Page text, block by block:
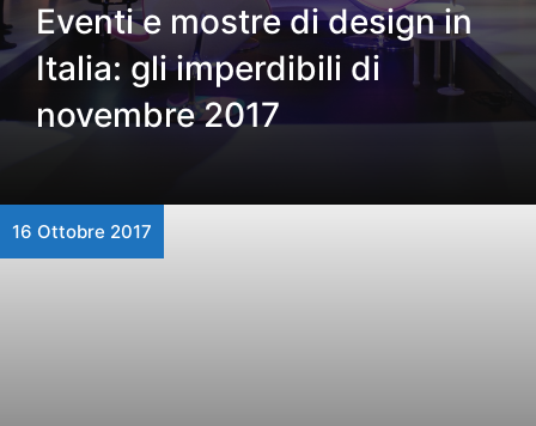
Eventi e mostre di design in
Italia: gli imperdibili di
novembre 2017
16 Ottobre 2017